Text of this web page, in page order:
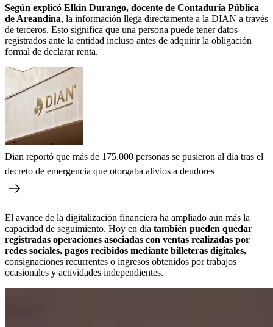
Según explicó Elkin Durango, docente de Contaduría Pública
de Areandina, la información llega directamente a la DIAN a través
de terceros. Esto significa que una persona puede tener datos
registrados ante la entidad incluso antes de adquirir la obligación
formal de declarar renta.
Dian reportó que más de 175.000 personas se pusieron al día tras el
decreto de emergencia que otorgaba alivios a deudores
El avance de la digitalización financiera ha ampliado aún más la
capacidad de seguimiento. Hoy en día también pueden quedar
registradas operaciones asociadas con ventas realizadas por
redes sociales, pagos recibidos mediante billeteras digitales,
consignaciones recurrentes o ingresos obtenidos por trabajos
ocasionales y actividades independientes.